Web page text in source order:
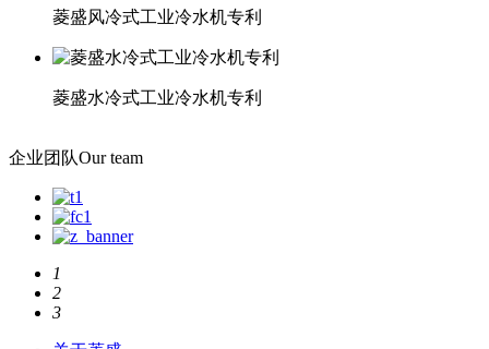
菱盛风冷式工业冷水机专利
菱盛水冷式工业冷水机专利
企业团队Our team
1
2
3